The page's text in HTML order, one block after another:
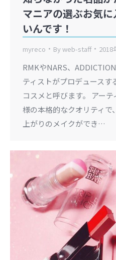
マニアの選ぶお気
いんです！
myreco Byweb-staff 2018
RMKやNARS、
ティストがプロデュースす
コスメと呼びます。 アー
様の本格的なクオリティ
上がりのメイクができ…